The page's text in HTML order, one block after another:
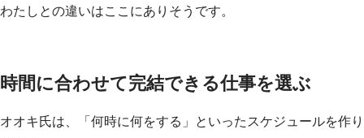
わたしとの違いはここにありそうです。
時間に合わせて完結できる仕事を選ぶ
オオキ氏は、「何時に何をする」といったスケジュールを作り